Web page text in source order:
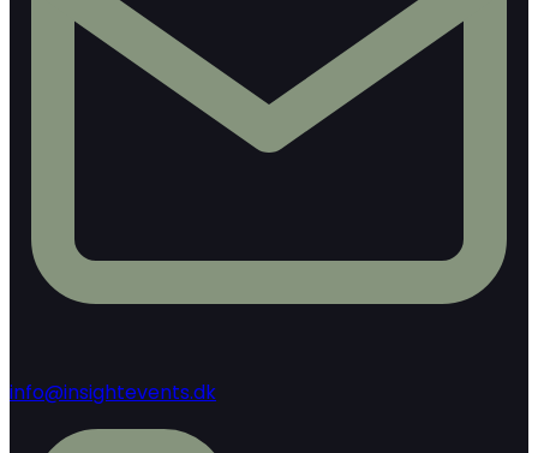
info@insightevents.dk